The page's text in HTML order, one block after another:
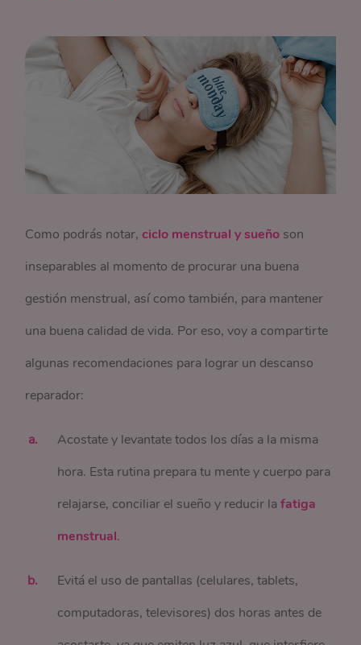
Como podrás notar,ciclo menstrual y sueño son
inseparables al momento de procurar una buena
gestión menstrual, así como también, para mantener
una buena calidad de vida. Por eso, voy a compartirte
algunas recomendaciones para lograr un descanso
reparador:
Acostate y levantate todos los días a la misma
hora. Esta rutina prepara tu mente y cuerpo para
relajarse, conciliar el sueño y reducir lafatiga
menstrual.
Evitá el uso de pantallas (celulares, tablets,
computadoras, televisores) dos horas antes de